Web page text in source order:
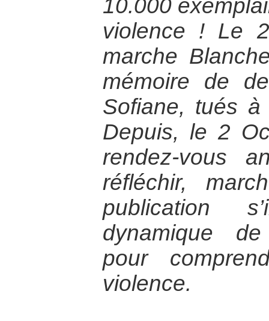
10.000
violence ! Le
marche
mémoire de
Sofiane, tués à
Depuis, le 2
rendez-vous
réfléchir,
publication
dynamique
pour
violence.